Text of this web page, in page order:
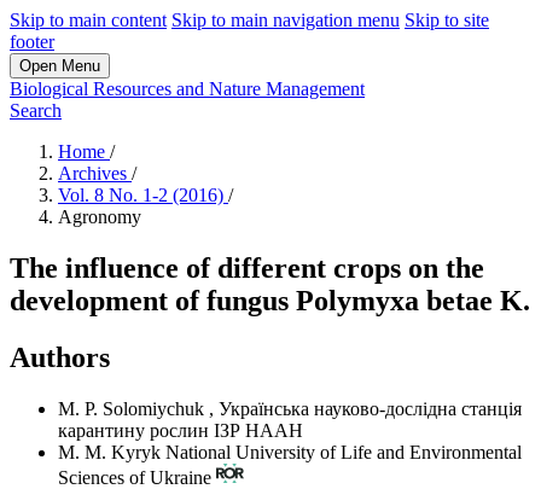
Skip to main content Skip to main navigation menu Skip to site
footer
Open Menu
Biological Resources and Nature Management
Search
Home /
Archives /
Vol. 8 No. 1-2 (2016) /
Agronomy
The influence of different crops on the
development of fungus Polymyxa betae K.
Authors
M. P. Solomiychuk , Українська науково-дослідна станція
карантину рослин ІЗР НААН
М. М. Kyryk National University of Life and Environmental
Sciences of Ukraine